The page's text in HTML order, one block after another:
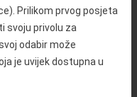
Prilikom prvog posjeta
svoju privolu za
odabir može
je uvijek dostupna u
o pristupačnosti